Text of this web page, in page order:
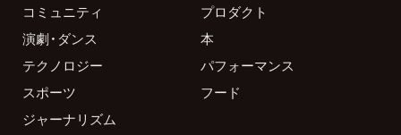
コミュニティ
プロダクト
演劇・ダンス
本
テクノロジー
パフォーマンス
スポーツ
フード
ジャーナリズム